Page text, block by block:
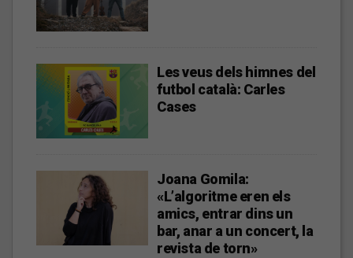
Les veus dels himnes del
futbol català: Carles
Cases
Joana Gomila:
«L’algoritme eren els
amics, entrar dins un
bar, anar a un concert, la
revista de torn»